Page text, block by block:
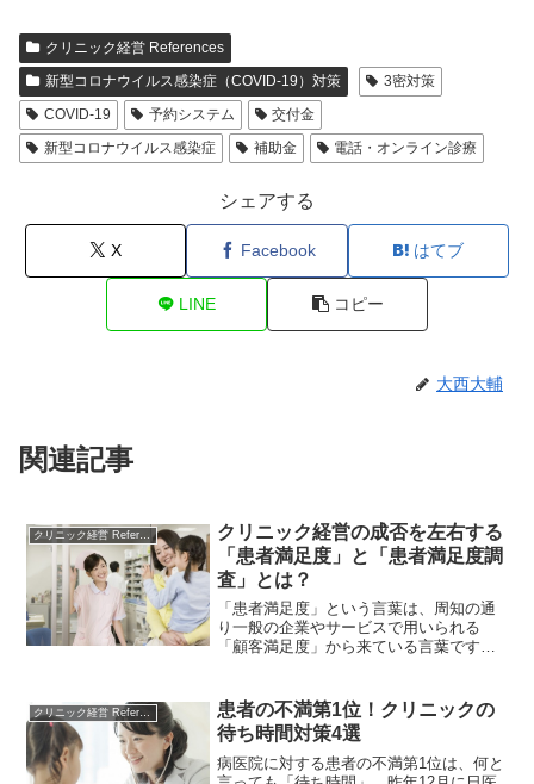
クリニック経営 References
新型コロナウイルス感染症（COVID-19）対策
3密対策
COVID-19
予約システム
交付金
新型コロナウイルス感染症
補助金 電話・オンライン診療
シェアする
X Facebook はてブ
LINE コピー
大西大輔
関連記事
クリニック経営 References
クリニック経営の成否を左右する
「患者満足度」と「患者満足度調
査」とは？
「患者満足度」という言葉は、周知の通
り一般の企業やサービスで用いられる
「顧客満足度」から来ている言葉です。
に「患者満足度」も「PS（Patient
Satisfaction）」とも表されます。
クリニック経営 References
患者の不満第1位！クリニックの
待ち時間対策4選
病医院に対する患者の不満第1位は、何と